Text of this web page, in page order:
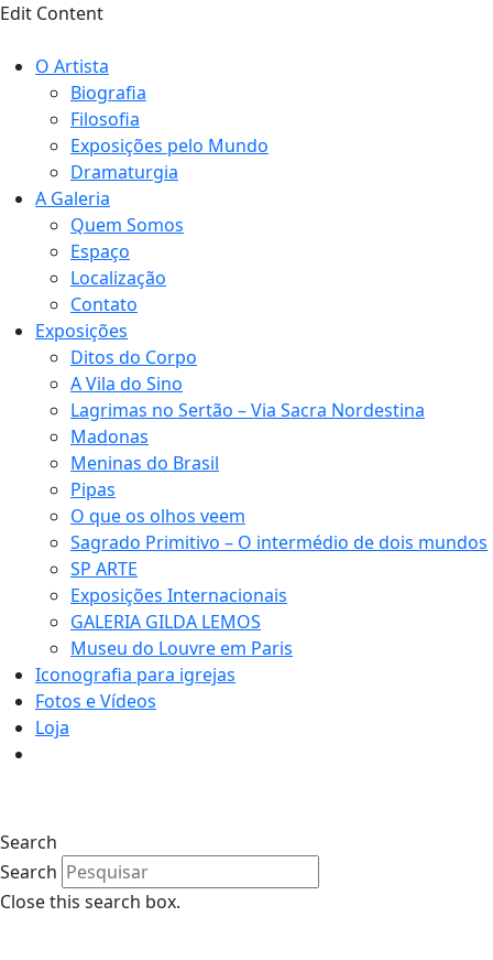
Edit Content
O Artista
Biografia
Filosofia
Exposições pelo Mundo
Dramaturgia
A Galeria
Quem Somos
Espaço
Localização
Contato
Exposições
Ditos do Corpo
A Vila do Sino
Lagrimas no Sertão – Via Sacra Nordestina
Madonas
Meninas do Brasil
Pipas
O que os olhos veem
Sagrado Primitivo – O intermédio de dois mundos
SP ARTE
Exposições Internacionais
GALERIA GILDA LEMOS
Museu do Louvre em Paris
Iconografia para igrejas
Fotos e Vídeos
Loja
Search
Search
Close this search box.